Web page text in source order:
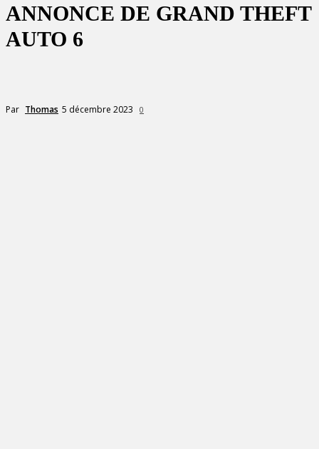
ANNONCE DE GRAND THEFT
AUTO 6
Par Thomas 5 décembre 2023 0